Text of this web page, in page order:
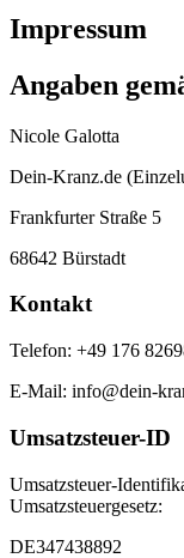
Impressum
Angaben
Nicole Galotta
Dein-Kranz.de
Frankfurter Straße 5
68642 Bürstadt
Kontakt
Telefon: +49 176
E-Mail: info@dein-
Umsatzsteuer-ID
Umsatzsteuer-
Umsatzsteuergesetz:
DE347438892